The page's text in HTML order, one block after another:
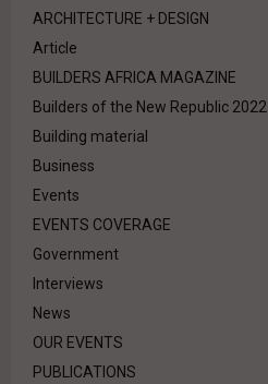
ARCHITECTURE + DESIGN
Article
BUILDERS AFRICA MAGAZINE
Builders of the New Republic 2022
Building material
Business
Events
EVENTS COVERAGE
Government
Interviews
News
OUR EVENTS
PUBLICATIONS